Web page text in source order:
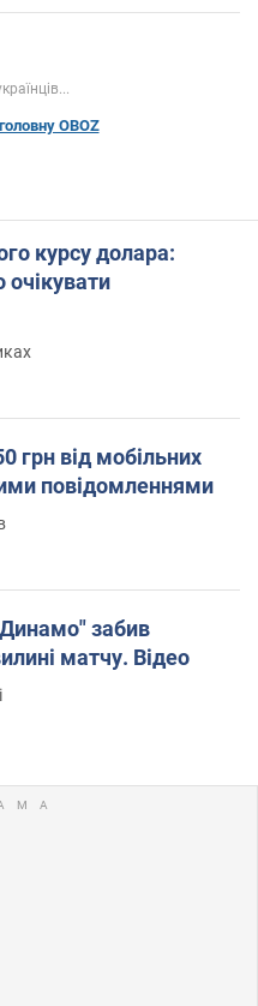
OBOZ
курсу долара:
очікувати
грн від мобільних
повідомленнями
забив
матчу. Відео